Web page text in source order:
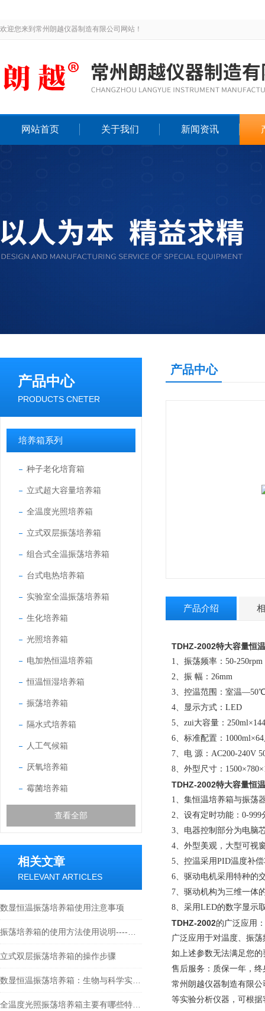
欢迎您来到常州朗越仪器制造有限公司网站！
网站首页 关于我们 新闻资讯
产品中心
PRODUCTS CNETER
培养箱系列
种子老化培育箱
立式超大容量培养箱
全温度光照培养箱
立式双层振荡培养箱
组合式全温振荡培养箱
台式电热培养箱
实验室全温振荡培养箱
生化培养箱
光照培养箱
电加热恒温培养箱
恒温恒湿培养箱
振荡培养箱
隔水式培养箱
人工气候箱
厌氧培养箱
霉菌培养箱
查看全部
相关文章
RELEVANT ARTICLES
数显恒温振荡培养箱使用注意事项
立式双层振荡培养箱的操作步骤
产品中心
产品介绍
TDHZ-2002特大容量恒
1、振荡频率：50-250rpm
2、振 幅：26mm
3、控温范围：室温
4、显示方式：LED
5、zui大容量：
6、标准配置：
7、电 源：AC200-240V
8、外型尺寸：
TDHZ-2002特大容量恒
1、集恒温培养箱与振荡
2、设有定时功能：0-
3、电器控制部分为电脑
4、外型美观，大型可视
5、控温采用PID温度补
6、驱动电机采用特种的
7、驱动机构为三维一体
8、采用LED的数字显示
TDHZ-2002的广泛应用：
广泛应用于对温度、振
如上述参数无法满足您
售后服务：质保一年，终
常州朗越仪器制造有限
等实验分析仪器，可根